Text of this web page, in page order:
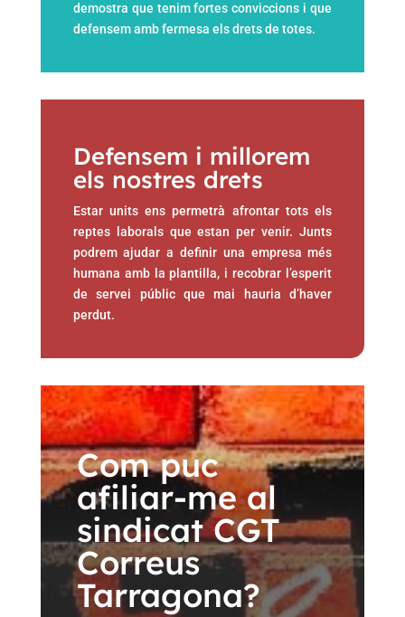
demostra que tenim fortes conviccions i que
defensem amb fermesa els drets de totes.
Defensem i millorem
els nostres drets
Estar units ens permetrà afrontar tots els
reptes laborals que estan per venir. Junts
podrem ajudar a definir una empresa més
humana amb la plantilla, i recobrar l’esperit
de servei públic que mai hauria d’haver
perdut.
Com puc
afiliar-me al
sindicat CGT
Correus
Tarragona?